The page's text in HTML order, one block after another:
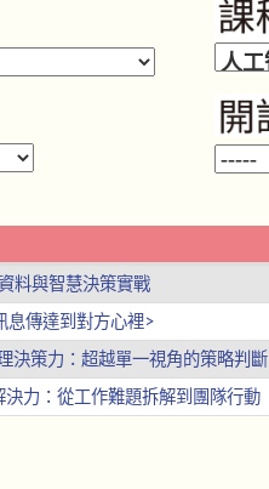
料與智慧決策實戰
息傳達到對方心裡>
決策力：超越單一視角的策略判斷
力：從工作難題拆解到團隊行動